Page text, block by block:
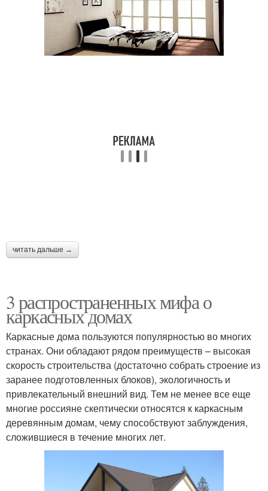
читать дальше →
3 распространенных мифа о
каркасных домах
Каркасные дома пользуются популярностью во многих
странах. Они обладают рядом преимуществ – высокая
скорость строительства (достаточно собрать строение из
заранее подготовленных блоков), экологичность и
привлекательный внешний вид. Тем не менее все еще
многие россияне скептически относятся к каркасным
деревянным домам, чему способствуют заблуждения,
сложившиеся в течение многих лет.